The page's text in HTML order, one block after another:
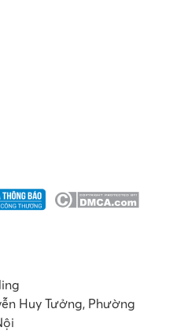
Huy Tưởng, Phường